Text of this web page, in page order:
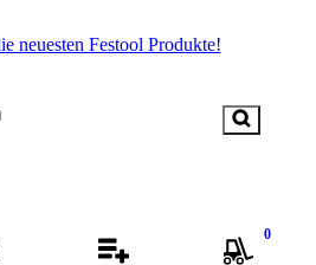
neuesten Festool Produkte!
0